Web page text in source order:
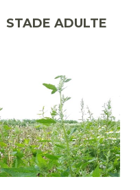
STADE ADULTE